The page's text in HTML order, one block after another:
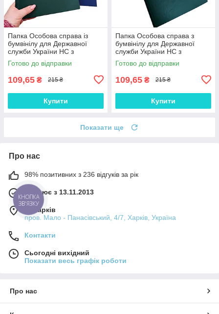
Папка Особова справа із
бумвінілу для Державної
служби України НС з
тисненням кор. 20мм ф. А4,
зав'язки зелений
Готово до відправки
109,65 ₴ 215 ₴
Купити
Папка Особова справа з
бумвінілу для Державної
служби України НС з
тисненням ф. А4 на зав'язках
зелений кор.20мм
Готово до відправки
109,65 ₴ 215 ₴
Купити
Показати ще
Про нас
98% позитивних з 236 відгуків за рік
Працює з 13.11.2013
м. Харків
пров. Мало - Панасівський, 4/7, Харків, Україна
Контакти
Сьогодні вихідний
Показати весь графік роботи
Про нас
КНОПКА
ЗВ'ЯЗКУ